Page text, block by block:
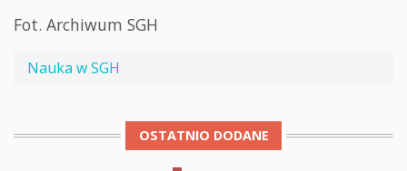
Fot. Archiwum SGH
Nauka w SGH
OSTATNIO DODANE